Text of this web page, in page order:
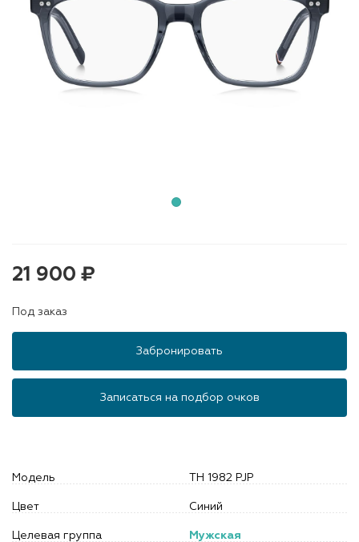
21 900 ₽
Под заказ
Забронировать
Записаться на подбор очков
Модель TH 1982 PJP
Цвет Синий
Целевая группа Мужская